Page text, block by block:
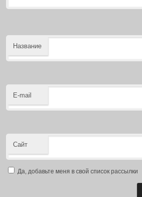
Название
E-mail
Сайт
Да, добавьте меня в свой список рассылки